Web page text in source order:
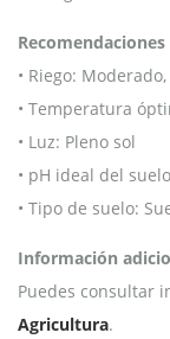
• Riego:
• Temperatura
• Luz: Pleno sol
• pH ideal del
• Tipo de suelo:
Información
Puedes consultar
Agricultura.